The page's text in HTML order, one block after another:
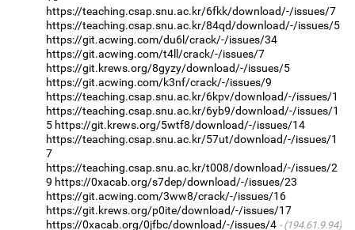
https://teaching.csap.snu.ac.kr/6fkk/download/-/issues/7
https://teaching.csap.snu.ac.kr/84qd/download/-/issues/5
https://git.acwing.com/du6l/crack/-/issues/34
https://git.acwing.com/t4ll/crack/-/issues/7
https://git.krews.org/8gyzy/download/-/issues/5
https://git.acwing.com/k3nf/crack/-/issues/9
https://teaching.csap.snu.ac.kr/6kpv/download/-/issues/1
https://teaching.csap.snu.ac.kr/6yb9/download/-/issues/1
5 https://git.krews.org/5wtf8/download/-/issues/14
https://teaching.csap.snu.ac.kr/57ut/download/-/issues/1
7
https://teaching.csap.snu.ac.kr/t008/download/-/issues/2
9 https://0xacab.org/s7dep/download/-/issues/23
https://git.acwing.com/3ww8/crack/-/issues/16
https://git.krews.org/p0ite/download/-/issues/17
https://0xacab.org/0jfbc/download/-/issues/4
(194.61.9.94)